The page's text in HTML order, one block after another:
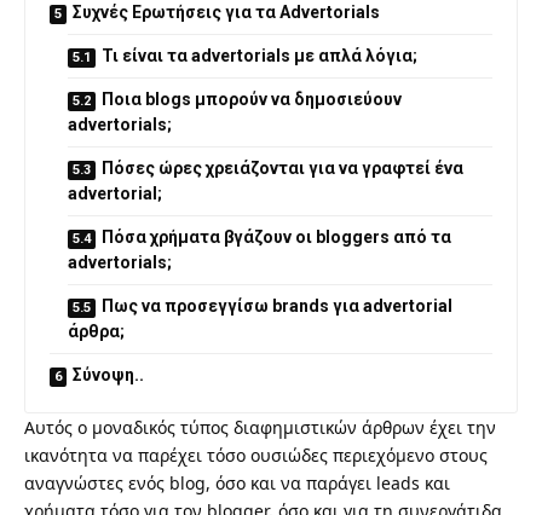
Συχνές Ερωτήσεις για τα Advertorials
Τι είναι τα advertorials με απλά λόγια;
Ποια blogs μπορούν να δημοσιεύουν
advertorials;
Πόσες ώρες χρειάζονται για να γραφτεί ένα
advertorial;
Πόσα χρήματα βγάζουν οι bloggers από τα
advertorials;
Πως να προσεγγίσω brands για advertorial
άρθρα;
Σύνοψη..
Αυτός ο μοναδικός τύπος διαφημιστικών άρθρων έχει την
ικανότητα να παρέχει τόσο ουσιώδες περιεχόμενο στους
αναγνώστες ενός blog, όσο και να παράγει leads και